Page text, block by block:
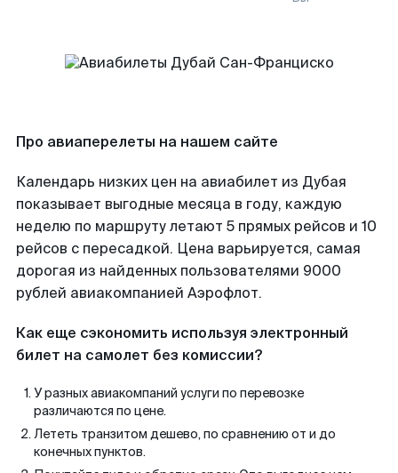
Про авиаперелеты на нашем сайте
Календарь низких цен на авиабилет из Дубая
показывает выгодные месяца в году, каждую
неделю по маршруту летают 5 прямых рейсов и 10
рейсов с пересадкой. Цена варьируется, самая
дорогая из найденных пользователями 9000
рублей авиакомпанией Аэрофлот.
Как еще сэкономить используя электронный
билет на самолет без комиссии?
У разных авиакомпаний услуги по перевозке
различаются по цене.
Лететь транзитом дешево, по сравнению от и до
конечных пунктов.